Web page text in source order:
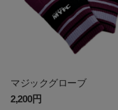
マジックグローブ
2,200円